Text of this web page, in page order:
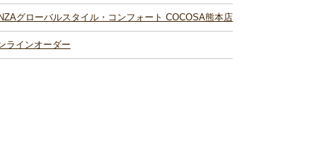
グローバルスタイル・コンフォート COCOSA熊本店
ラインオーダー